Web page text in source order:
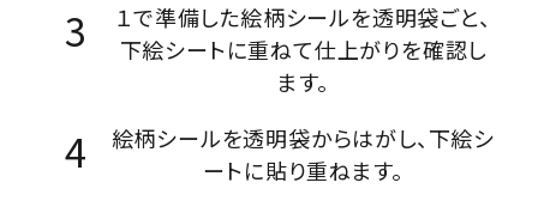
１で準備した絵柄シールを透明袋ごと、
下絵シートに重ねて仕上がりを確認し
ます。
絵柄シールを透明袋からはがし、下絵シ
ートに貼り重ねます。